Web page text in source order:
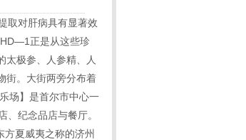
取对肝病具有显著效
正是从这些珍
太极参、人参精、人
街。大街两旁分布着
场】是首尔市中心一
纪念品店与餐厅。
夏威夷之称的济州